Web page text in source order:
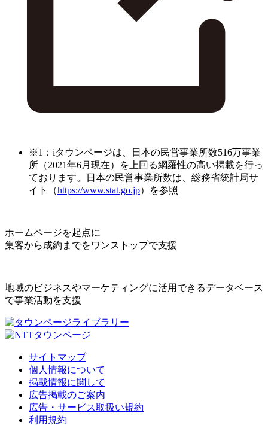
※1：iタウンページは、日本の民営事業所数516万事業
所（2021年6月現在）を上回る網羅性の高い掲載を行っ
ております。日本の民営事業所数は、総務省統計局サ
イト（https://www.stat.go.jp）を参照
ホームページを起点に
集客から成約までをワンストップで支援
地域のビジネスやマーケティングに活用できるデータベース
で事業活動を支援
サイトマップ
個人情報について
掲載情報に関して
広告掲載のご案内
広告・サービス取扱い規約
利用規約